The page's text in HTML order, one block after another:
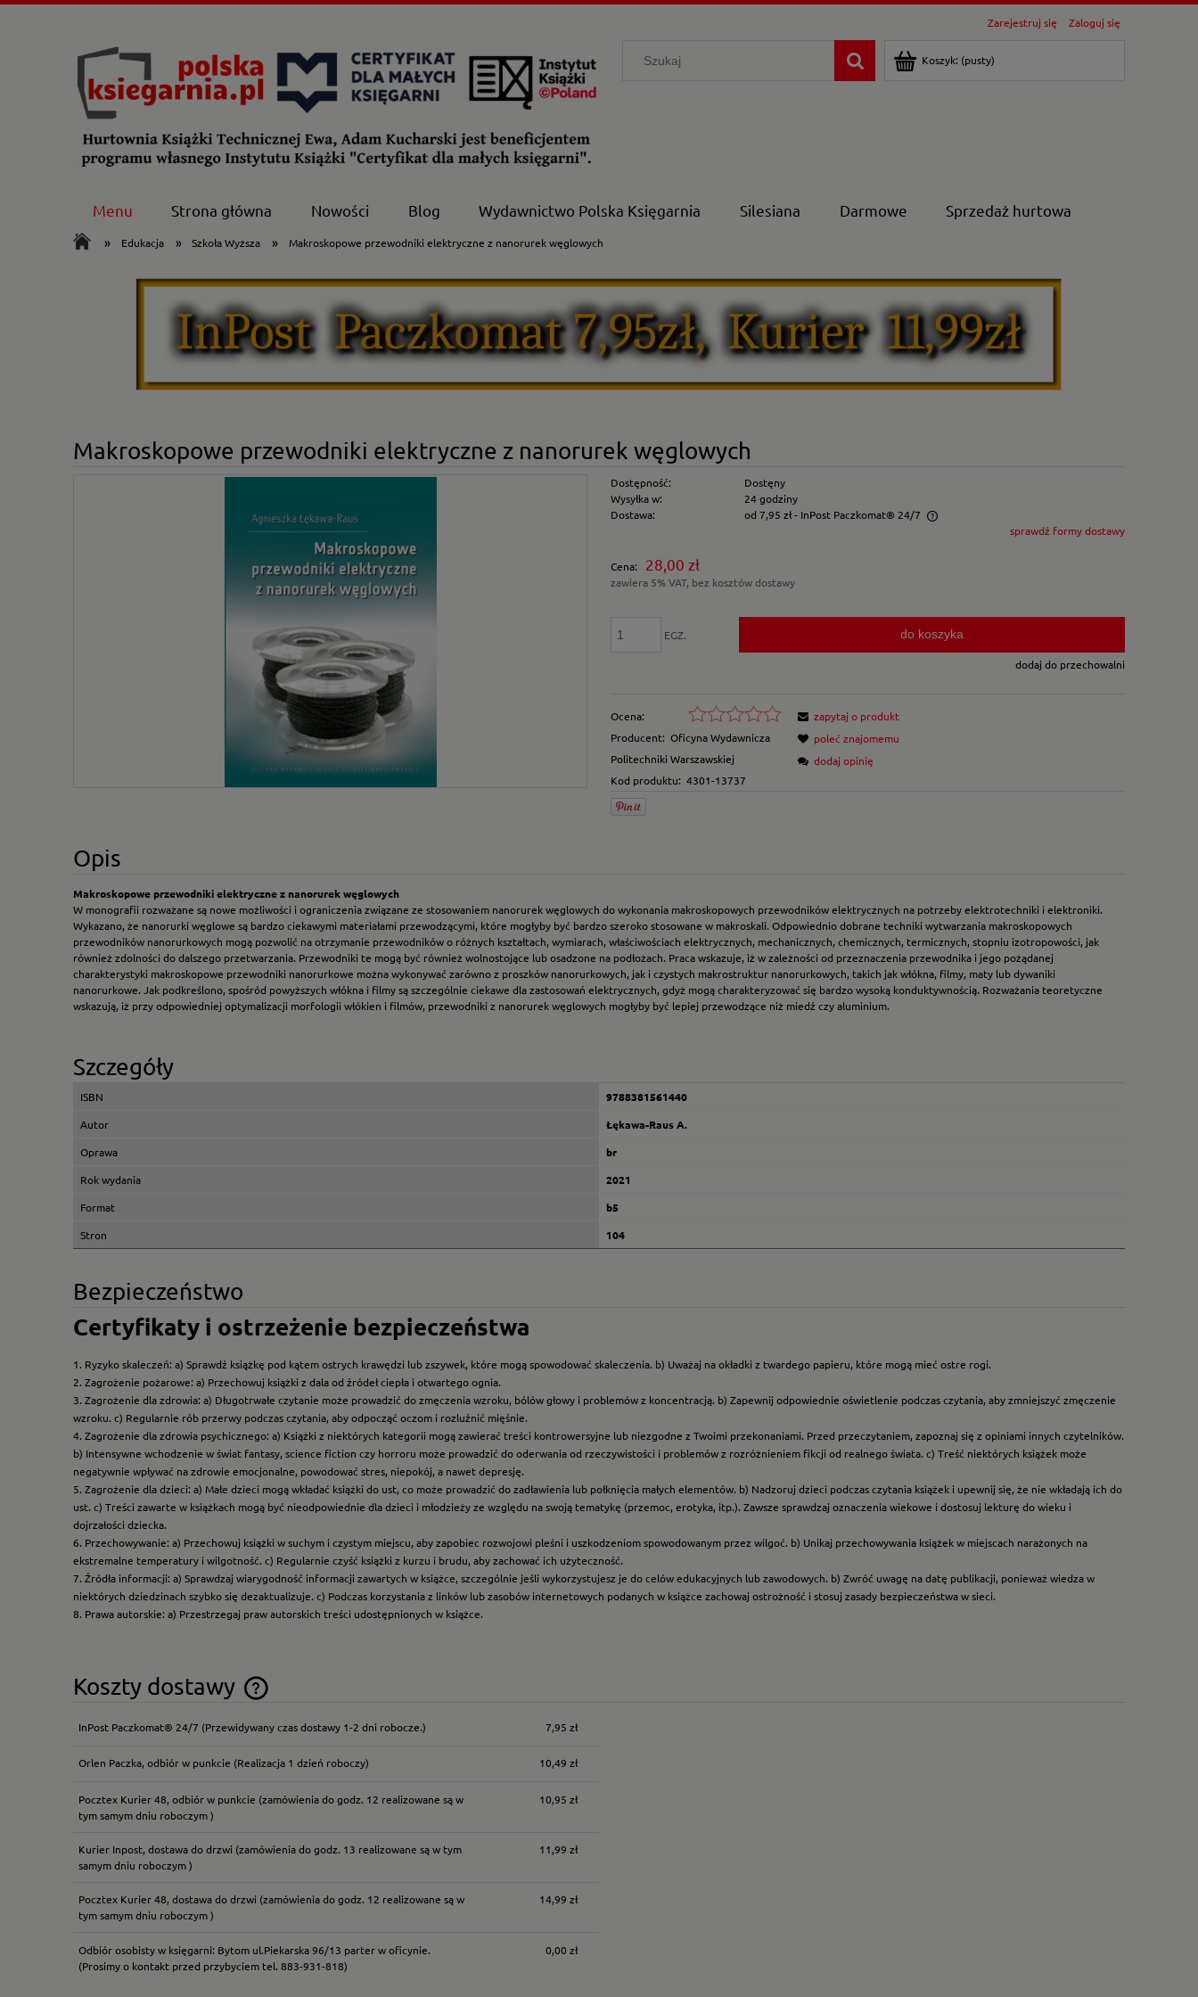
Zarejestruj się Zaloguj się
Koszyk: (pusty)
Menu Strona główna Nowości Blog Wydawnictwo Polska Księgarnia Silesiana Darmowe Sprzedaż hurtowa
» Edukacja » Szkoła Wyższa » Makroskopowe przewodniki elektryczne z nanorurek węglowych
Makroskopowe przewodniki elektryczne z nanorurek węglowych
Dostępność:
Dostęny
Wysyłka w:
24 godziny
Dostawa:
od 7,95 zł- InPost Paczkomat® 24/7
płatności
sprawdź formy dostawy
Cena: 28,00 zł
zawiera 5% VAT, bez kosztów dostawy
EGZ. do koszyka
dodaj do przechowalni
Ocena:
Producent: Oficyna Wydawnicza
Politechniki Warszawskiej
Kod produktu: 4301-13737
zapytaj o produkt
poleć znajomemu
dodaj opinię
Opis
Makroskopowe przewodniki elektryczne z nanorurek węglowych
W monografii rozważane są nowe możliwości i ograniczenia związane ze stosowaniem nanorurek węglowych do wykonania makroskopowych przewodników elektrycznych na potrzeby elektrotechniki i elektroniki.
Wykazano, że nanorurki węglowe są bardzo ciekawymi materiałami przewodzącymi, które mogłyby być bardzo szeroko stosowane w makroskali. Odpowiednio dobrane techniki wytwarzania makroskopowych
przewodników nanorurkowych mogą pozwolić na otrzymanie przewodników o różnych kształtach, wymiarach, właściwościach elektrycznych, mechanicznych, chemicznych, termicznych, stopniu izotropowości, jak
również zdolności do dalszego przetwarzania. Przewodniki te mogą być również wolnostojące lub osadzone na podłożach. Praca wskazuje, iż w zależności od przeznaczenia przewodnika i jego pożądanej
charakterystyki makroskopowe przewodniki nanorurkowe można wykonywać zarówno z proszków nanorurkowych, jak i czystych makrostruktur nanorurkowych, takich jak włókna, filmy, maty lub dywaniki
nanorurkowe. Jak podkreślono, spośród powyższych włókna i filmy są szczególnie ciekawe dla zastosowań elektrycznych, gdyż mogą charakteryzować się bardzo wysoką konduktywnością. Rozważania teoretyczne
wskazują, iż przy odpowiedniej optymalizacji morfologii włókien i filmów, przewodniki z nanorurek węglowych mogłyby być lepiej przewodzące niż miedź czy aluminium.
Szczegóły
ISBN
9788381561440
Autor
Łękawa-Raus A.
Oprawa
br
Rok wydania
2021
Format
b5
Stron
104
Bezpieczeństwo
Certyfikaty i ostrzeżenie bezpieczeństwa
1. Ryzyko skaleczeń: a) Sprawdź książkę pod kątem ostrych krawędzi lub zszywek, które mogą spowodować skaleczenia. b) Uważaj na okładki z twardego papieru, które mogą mieć ostre rogi.
2. Zagrożenie pożarowe: a) Przechowuj książki z dala od źródeł ciepła i otwartego ognia.
3. Zagrożenie dla zdrowia: a) Długotrwałe czytanie może prowadzić do zmęczenia wzroku, bólów głowy i problemów z koncentracją. b) Zapewnij odpowiednie oświetlenie podczas czytania, aby zmniejszyć zmęczenie
wzroku. c) Regularnie rób przerwy podczas czytania, aby odpocząć oczom i rozluźnić mięśnie.
4. Zagrożenie dla zdrowia psychicznego: a) Książki z niektórych kategorii mogą zawierać treści kontrowersyjne lub niezgodne z Twoimi przekonaniami. Przed przeczytaniem, zapoznaj się z opiniami innych czytelników.
b) Intensywne wchodzenie w świat fantasy, science fiction czy horroru może prowadzić do oderwania od rzeczywistości i problemów z rozróżnieniem fikcji od realnego świata. c) Treść niektórych książek może
negatywnie wpływać na zdrowie emocjonalne, powodować stres, niepokój, a nawet depresję.
5. Zagrożenie dla dzieci: a) Małe dzieci mogą wkładać książki do ust, co może prowadzić do zadławienia lub połknięcia małych elementów. b) Nadzoruj dzieci podczas czytania książek i upewnij się, że nie wkładają ich do
ust. c) Treści zawarte w książkach mogą być nieodpowiednie dla dzieci i młodzieży ze względu na swoją tematykę (przemoc, erotyka, itp.). Zawsze sprawdzaj oznaczenia wiekowe i dostosuj lekturę do wieku i
dojrzałości dziecka.
6. Przechowywanie: a) Przechowuj książki w suchym i czystym miejscu, aby zapobiec rozwojowi pleśni i uszkodzeniom spowodowanym przez wilgoć. b) Unikaj przechowywania książek w miejscach narażonych na
ekstremalne temperatury i wilgotność. c) Regularnie czyść książki z kurzu i brudu, aby zachować ich użyteczność.
7. Źródła informacji: a) Sprawdzaj wiarygodność informacji zawartych w książce, szczególnie jeśli wykorzystujesz je do celów edukacyjnych lub zawodowych. b) Zwróć uwagę na datę publikacji, ponieważ wiedza w
niektórych dziedzinach szybko się dezaktualizuje. c) Podczas korzystania z linków lub zasobów internetowych podanych w książce zachowaj ostrożność i stosuj zasady bezpieczeństwa w sieci.
8. Prawa autorskie: a) Przestrzegaj praw autorskich treści udostępnionych w książce.
Koszty dostawy
Cena nie zawiera ewentualnych kosztów
InPost Paczkomat® 24/7 (Przewidywany czas dostawy 1-2 dni robocze.) 7,95 zł
Orlen Paczka, odbiór w punkcie (Realizacja 1 dzień roboczy) 10,49 zł
Pocztex Kurier 48, odbiór w punkcie (zamówienia do godz. 12 realizowane są w
tym samym dniu roboczym )
10,95 zł
Kurier Inpost, dostawa do drzwi (zamówienia do godz. 13 realizowane są w tym
samym dniu roboczym )
11,99 zł
Pocztex Kurier 48, dostawa do drzwi (zamówienia do godz. 12 realizowane są w
tym samym dniu roboczym )
14,99 zł
Odbiór osobisty w księgarni: Bytom ul.Piekarska 96/13 parter w oficynie.
(Prosimy o kontakt przed przybyciem tel. 883-931-818)
0,00 zł